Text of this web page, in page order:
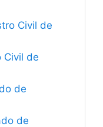
Civil de
Civil de
de
de